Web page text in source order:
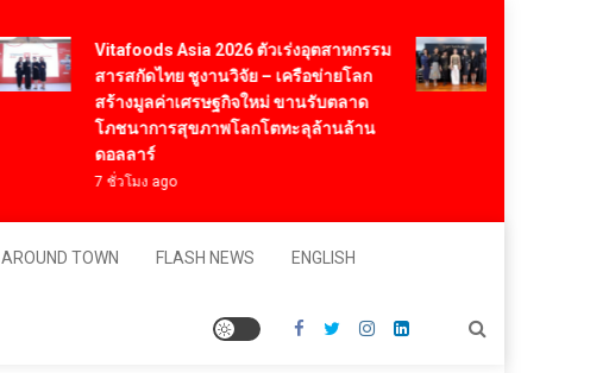
Vitafoods Asia 2026 ตัวเร่งอุตสาหกรรม
สารสกัดไทย ชูงานวิจัย – เครือข่ายโลก
สร้างมูลค่าเศรษฐกิจใหม่ ขานรับตลาด
โภชนาการสุขภาพโลกโตทะลุล้านล้าน
ดอลลาร์
7 ชั่วโมง ago
มาสเตอร์พีซค
AROUND TOWN FLASH NEWS ENGLISH